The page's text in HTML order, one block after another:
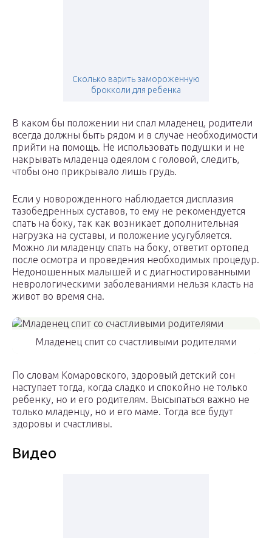
Сколько варить замороженную
брокколи для ребенка
В каком бы положении ни спал младенец, родители
всегда должны быть рядом и в случае необходимости
прийти на помощь. Не использовать подушки и не
накрывать младенца одеялом с головой, следить,
чтобы оно прикрывало лишь грудь.
Если у новорожденного наблюдается дисплазия
тазобедренных суставов, то ему не рекомендуется
спать на боку, так как возникает дополнительная
нагрузка на суставы, и положение усугубляется.
Можно ли младенцу спать на боку, ответит ортопед
после осмотра и проведения необходимых процедур.
Недоношенных малышей и с диагностированными
неврологическими заболеваниями нельзя класть на
живот во время сна.
Младенец спит со счастливыми родителями
По словам Комаровского, здоровый детский сон
наступает тогда, когда сладко и спокойно не только
ребенку, но и его родителям. Высыпаться важно не
только младенцу, но и его маме. Тогда все будут
здоровы и счастливы.
Видео